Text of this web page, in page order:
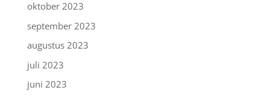
oktober 2023
september 2023
augustus 2023
juli 2023
juni 2023